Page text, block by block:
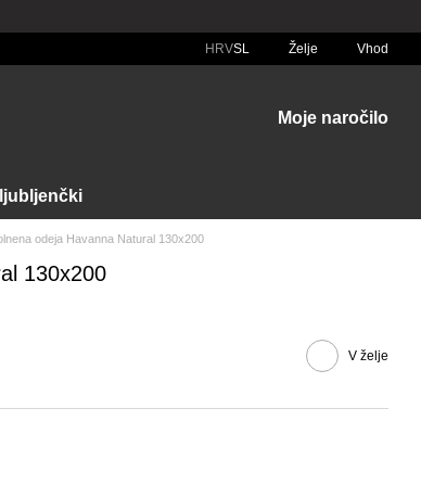
HRVSL Želje Vhod
Moje naročilo
odeja Havanna Natural 130x200
130x200
V želje